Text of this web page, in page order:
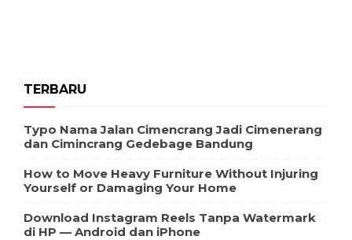
TERBARU
Typo Nama Jalan Cimencrang Jadi Cimenerang
dan Cimincrang Gedebage Bandung
How to Move Heavy Furniture Without Injuring
Yourself or Damaging Your Home
Download Instagram Reels Tanpa Watermark
di HP — Android dan iPhone